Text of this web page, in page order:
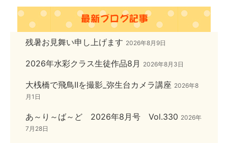
残暑お見舞い申し上げます 2026年8月9日
2026年水彩クラス生徒作品8月 2026年8月3日
大桟橋で飛鳥Ⅱを撮影_弥生台カメラ講座 2026年8
月1日
あ～り～ば～ど 2026年8月号 Vol.330 2026年
7月28日